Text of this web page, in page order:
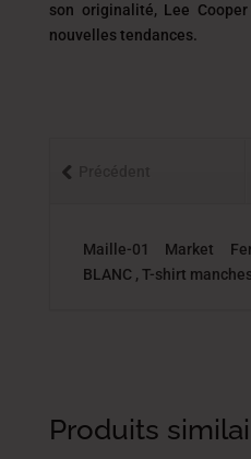
son originalité, Lee
nouvelles tendances.
Maille-01 Market
BLANC , T-shirt
Produits